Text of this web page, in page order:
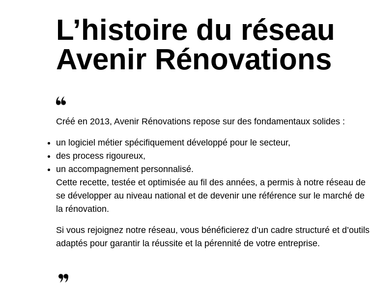
L’histoire du réseau
Avenir Rénovations
Créé en 2013, Avenir Rénovations repose sur des fondamentaux solides :
un logiciel métier spécifiquement développé pour le secteur,
des process rigoureux,
un accompagnement personnalisé.
Cette recette, testée et optimisée au fil des années, a permis à notre réseau de
se développer au niveau national et de devenir une référence sur le marché de
la rénovation.
Si vous rejoignez notre réseau, vous bénéficierez d’un cadre structuré et d’outils
adaptés pour garantir la réussite et la pérennité de votre entreprise.